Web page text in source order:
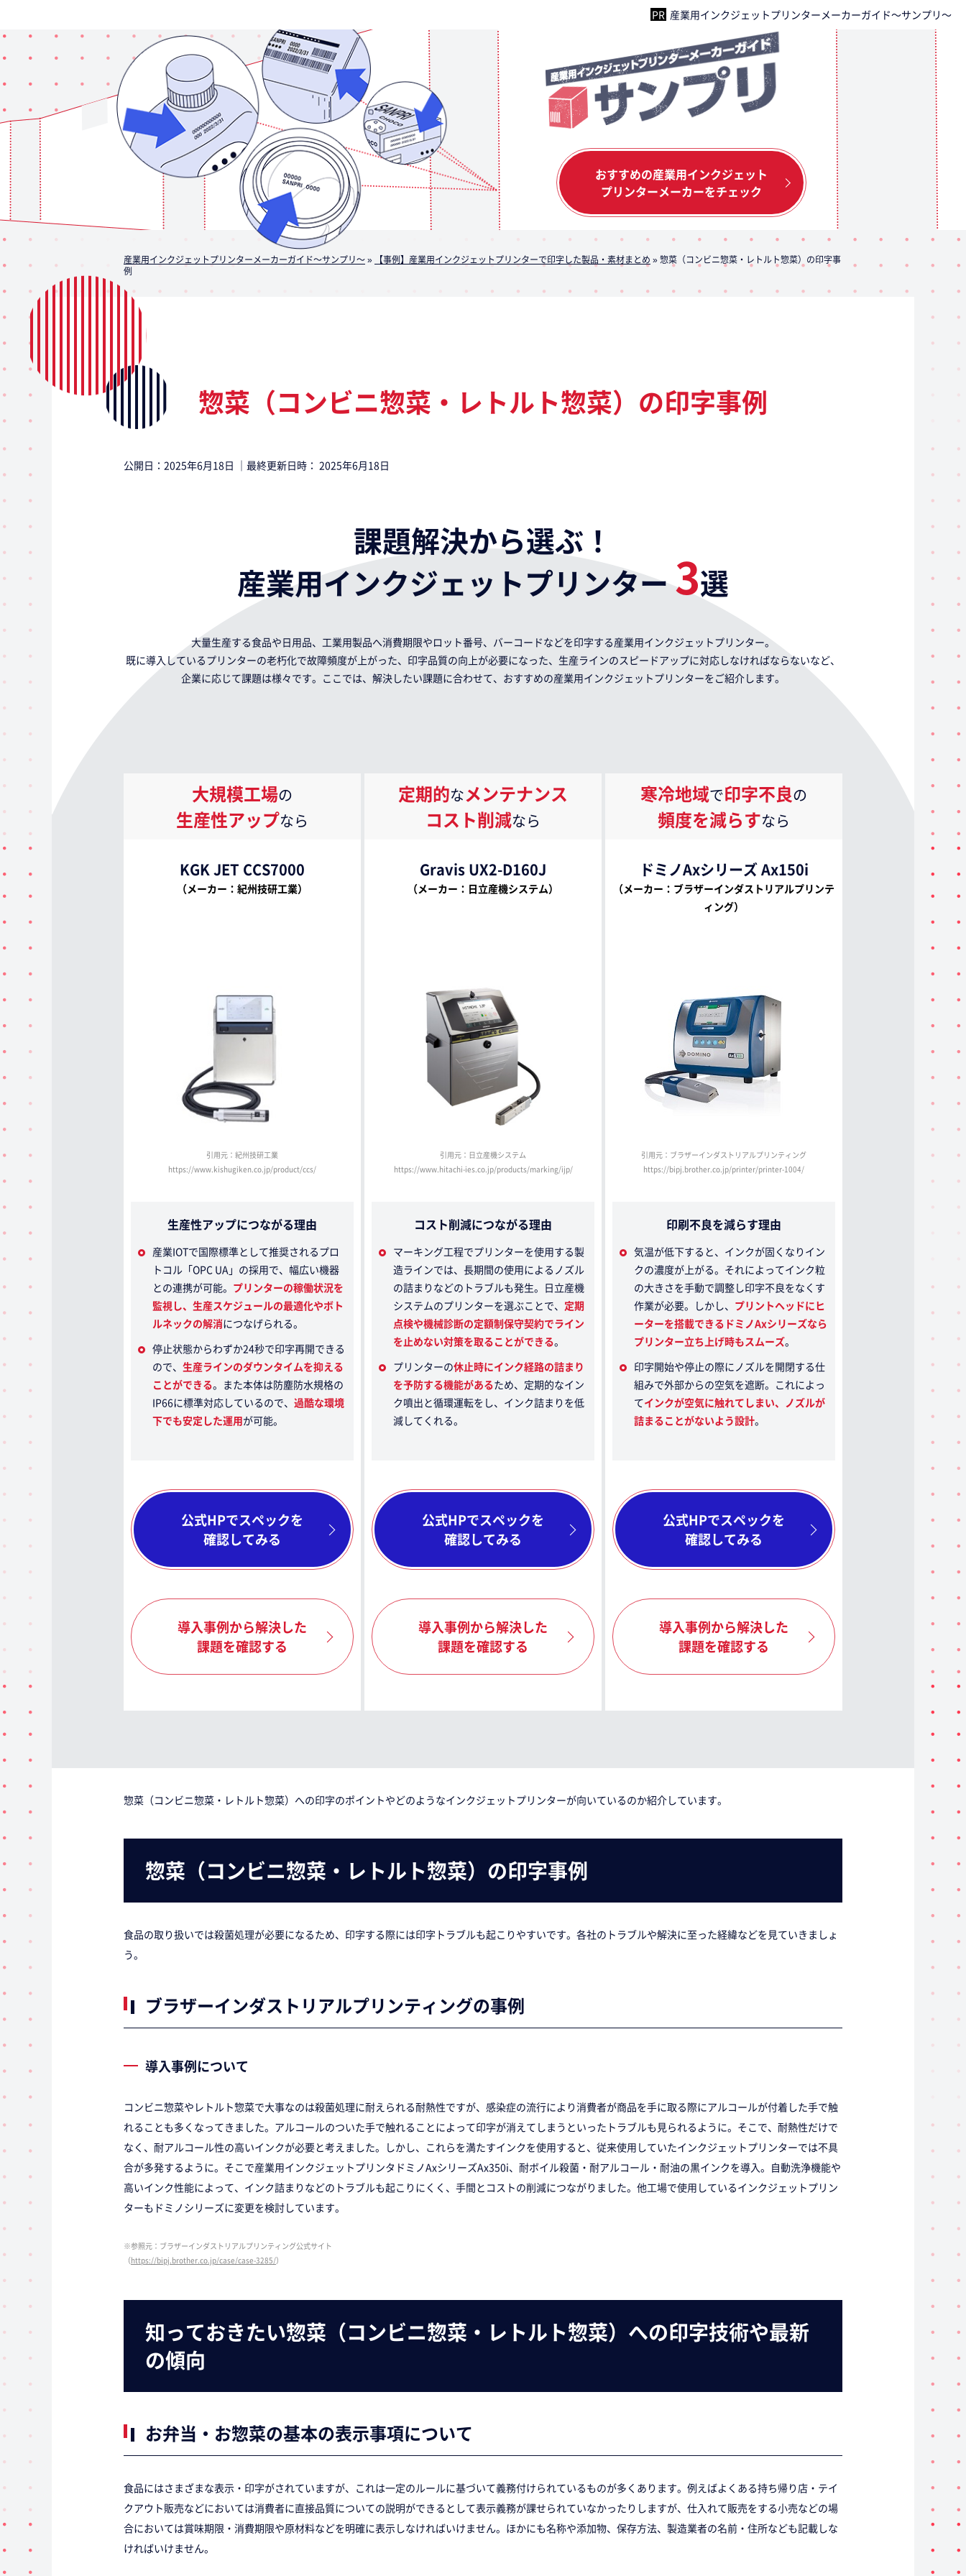
産業用インクジェットプリンターメーカーガイド～サンプリ～
おすすめの産業用インクジェット
プリンターメーカーをチェック
産業用インクジェットプリンターメーカーガイド～サンプリ～» 【事例】産業用インクジェットプリンターで印字した製品・素材まとめ »惣菜（コンビニ惣菜・レトルト惣菜）の印字事
例
惣菜（コンビニ惣菜・レトルト惣菜）の印字事例
公開日： 2025年6月18日 ｜最終更新日時： 2025年6月18日
課題解決から選ぶ！
産業用インクジェットプリンター3選
大量生産する食品や日用品、工業用製品へ消費期限やロット番号、バーコードなどを印字する産業用インクジェットプリンター。
既に導入しているプリンターの老朽化で故障頻度が上がった、印字品質の向上が必要になった、生産ラインのスピードアップに対応しなければならないなど、
企業に応じて課題は様々です。ここでは、解決したい課題に合わせて、おすすめの産業用インクジェットプリンターをご紹介します。
大規模工場の
生産性アップなら
KGK JET CCS7000
（メーカー：紀州技研工業）
引用元：紀州技研工業
https://www.kishugiken.co.jp/product/ccs/
生産性アップにつながる理由
産業IOTで国際標準として推奨されるプロ
トコル「OPC UA」の採用で、幅広い機器
との連携が可能。 プリンターの稼働状況を
監視し、生産スケジュールの最適化やボト
ルネックの解消につなげられる。
停止状態からわずか24秒で印字再開できる
ので、 生産ラインのダウンタイムを抑える
ことができる。また本体は防塵防水規格の
IP66に標準対応しているので、 過酷な環境
下でも安定した運用が可能。
公式HPでスペックを
確認してみる
導入事例から解決した
課題を確認する
定期的なメンテナンス
コスト削減なら
Gravis UX2-D160J
（メーカー：日立産機システム）
引用元：日立産機システム
https://www.hitachi-ies.co.jp/products/marking/ijp/
コスト削減につながる理由
マーキング工程でプリンターを使用する製
造ラインでは、長期間の使用によるノズル
の詰まりなどのトラブルも発生。日立産機
システムのプリンターを選ぶことで、 定期
点検や機械診断の定額制保守契約でライン
を止めない対策を取ることができる。
プリンターの休止時にインク経路の詰まり
を予防する機能があるため、定期的なイン
ク噴出と循環運転をし、インク詰まりを低
減してくれる。
公式HPでスペックを
確認してみる
導入事例から解決した
課題を確認する
寒冷地域で印字不良の
頻度を減らすなら
ドミノAxシリーズ Ax150i
（メーカー：ブラザーインダストリアルプリンテ
ィング）
引用元：ブラザーインダストリアルプリンティング
https://bipj.brother.co.jp/printer/printer-1004/
印刷不良を減らす理由
気温が低下すると、インクが固くなりイン
クの濃度が上がる。それによってインク粒
の大きさを手動で調整し印字不良をなくす
作業が必要。しかし、 プリントヘッドにヒ
ーターを搭載できるドミノAxシリーズなら
プリンター立ち上げ時もスムーズ。
印字開始や停止の際にノズルを開閉する仕
組みで外部からの空気を遮断。これによっ
てインクが空気に触れてしまい、ノズルが
詰まることがないよう設計。
公式HPでスペックを
確認してみる
導入事例から解決した
課題を確認する
惣菜（コンビニ惣菜・レトルト惣菜）への印字のポイントやどのようなインクジェットプリンターが向いているのか紹介しています。
惣菜（コンビニ惣菜・レトルト惣菜）の印字事例
食品の取り扱いでは殺菌処理が必要になるため、印字する際には印字トラブルも起こりやすいです。各社のトラブルや解決に至った経緯などを見ていきましょ
う。
ブラザーインダストリアルプリンティングの事例
導入事例について
コンビニ惣菜やレトルト惣菜で大事なのは殺菌処理に耐えられる耐熱性ですが、感染症の流行により消費者が商品を手に取る際にアルコールが付着した手で触
れることも多くなってきました。アルコールのついた手で触れることによって印字が消えてしまうといったトラブルも見られるように。そこで、耐熱性だけで
なく、耐アルコール性の高いインクが必要と考えました。しかし、これらを満たすインクを使用すると、従来使用していたインクジェットプリンターでは不具
合が多発するように。そこで産業用インクジェットプリンタドミノAxシリーズAx350i、耐ボイル殺菌・耐アルコール・耐油の黒インクを導入。自動洗浄機能や
高いインク性能によって、インク詰まりなどのトラブルも起こりにくく、手間とコストの削減につながりました。他工場で使用しているインクジェットプリン
ターもドミノシリーズに変更を検討しています。
※参照元：ブラザーインダストリアルプリンティング公式サイト
（https://bipj.brother.co.jp/case/case-3285/）
知っておきたい惣菜（コンビニ惣菜・レトルト惣菜）への印字技術や最新
の傾向
お弁当・お惣菜の基本の表示事項について
食品にはさまざまな表示・印字がされていますが、これは一定のルールに基づいて義務付けられているものが多くあります。例えばよくある持ち帰り店・テイ
クアウト販売などにおいては消費者に直接品質についての説明ができるとして表示義務が課せられていなかったりしますが、仕入れて販売をする小売などの場
合においては賞味期限・消費期限や原材料などを明確に表示しなければいけません。ほかにも名称や添加物、保存方法、製造業者の名前・住所なども記載しな
ければいけません。